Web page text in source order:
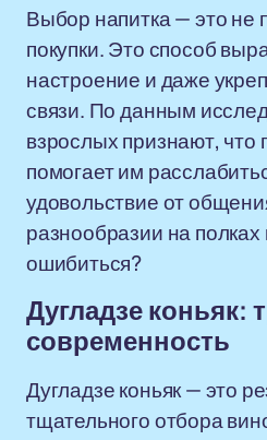
Выбор напитка — это не
покупки. Это способ
настроение и даже
связи. По данным
взрослых признают, что
помогает им
удовольствие от
разнообразии на полках
ошибиться?
Дугладзе коньяк:
современность
Дугладзе коньяк — это
тщательного отбора